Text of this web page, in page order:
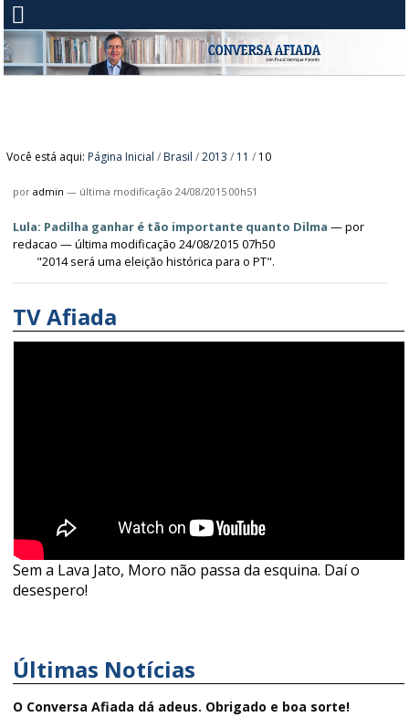
Você está aqui: Página Inicial / Brasil /2013 / 11 / 10
poradmin — última modificação 24/08/2015 00h51
Lula: Padilha ganhar é tão importante quanto Dilma —por
redacao — última modificação 24/08/2015 07h50
"2014 será uma eleição histórica para o PT".
TV Afiada
Sem a Lava Jato, Moro não passa da esquina. Daí o
desespero!
Últimas Notícias
O Conversa Afiada dá adeus. Obrigado e boa sorte!